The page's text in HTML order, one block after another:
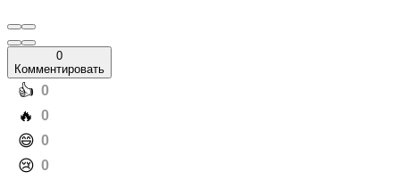
0
Комментировать
️👍 0
️🔥 0
️😄 0
️😢 0